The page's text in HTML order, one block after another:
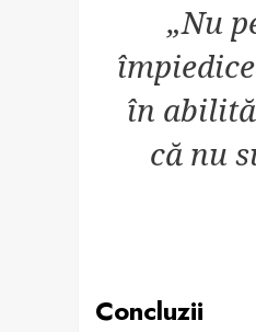
„Nu
în
că nu
Concluzii